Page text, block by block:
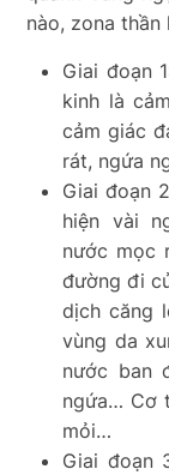
nào, zona
Giai đoạn
kinh là
cảm giác
rát, ngứa
Giai đoạn
hiện vài
nước mọc
đường đi
dịch căng
vùng da
nước ban
ngứa… Cơ
mỏi…
Giai đoạn